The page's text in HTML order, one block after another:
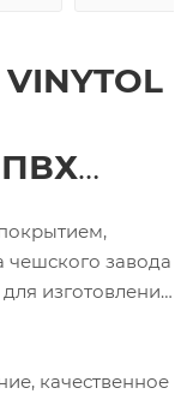
VINYTOL
ПВХ
чешского завода
для изготовления
качественное